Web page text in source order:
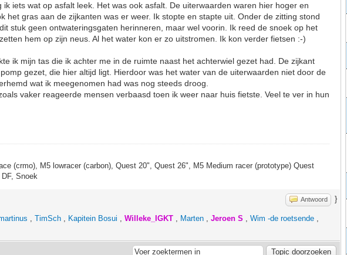
ik iets wat op asfalt leek. Het was ook asfalt. De uiterwaarden waren hier hoger en
het gras aan de zijkanten was er weer. Ik stopte en stapte uit. Onder de zitting stond
stuk geen ontwateringsgaten herinneren, maar wel voorin. Ik reed de snoek op het
hem op zijn neus. Al het water kon er zo uitstromen. Ik kon verder fietsen :-)
ik mijn tas die ik achter me in de ruimte naast het achterwiel gezet had. De zijkant
gezet, die hier altijd ligt. Hierdoor was het water van de uiterwaarden niet door de
wat ik meegenomen had was nog steeds droog.
vaker reageerde mensen verbaasd toen ik weer naar huis fietste. Veel te ver in hun
(crmo), M5 lowracer (carbon), Quest 20", Quest 26", M5 Medium racer (prototype) Quest
Snoek
Antwoord }
,TimSch , Kapitein Bosui ,Willeke_IGKT , Marten ,Jeroen S ,Wim -de roetsende ,